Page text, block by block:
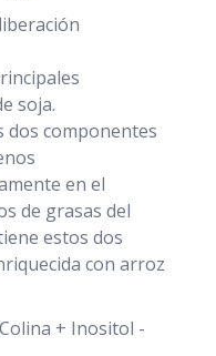
soja.
dos componentes
en el
de grasas del
estos dos
con arroz
Colina + Inositol -